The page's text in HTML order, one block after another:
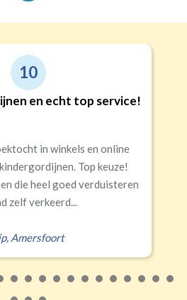
10
en echt top service!
in winkels en online
Top keuze!
die heel goed verduisteren
zelf verkeerd...
, Amersfoort